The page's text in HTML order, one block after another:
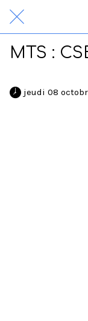
MTS :
jeudi 08